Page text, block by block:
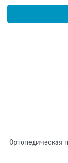
Ортопедическая